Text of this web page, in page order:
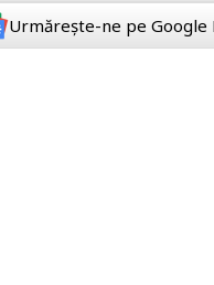
Urmărește-ne pe Google